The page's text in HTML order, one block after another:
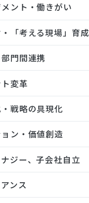
ント・働きがい
「考える現場」育成
門間連携
変革
戦略の具現化
ン・価値創造
ジー、子会社自立
ンス